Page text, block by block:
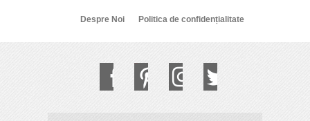
Despre Noi Politica de confidențialitate